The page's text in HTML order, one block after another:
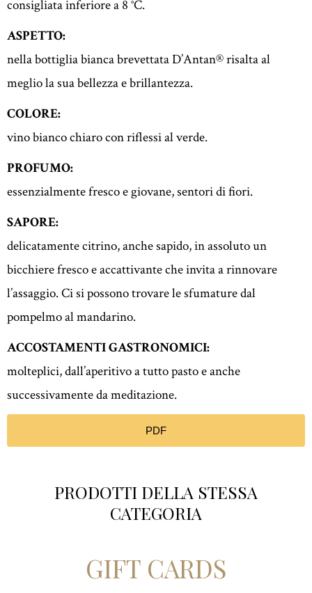
PDF
consigliata inferiore a 8 °C.
ASPETTO:
nella bottiglia bianca brevettata D’Antan® risalta al
meglio la sua bellezza e brillantezza.
COLORE:
vino bianco chiaro con riflessi al verde.
PROFUMO:
essenzialmente fresco e giovane, sentori di fiori.
SAPORE:
delicatamente citrino, anche sapido, in assoluto un
bicchiere fresco e accattivante che invita a rinnovare
l’assaggio. Ci si possono trovare le sfumature dal
pompelmo al mandarino.
ACCOSTAMENTI GASTRONOMICI:
molteplici, dall’aperitivo a tutto pasto e anche
successivamente da meditazione.
PRODOTTI DELLA STESSA
CATEGORIA​
GIFT CARDS